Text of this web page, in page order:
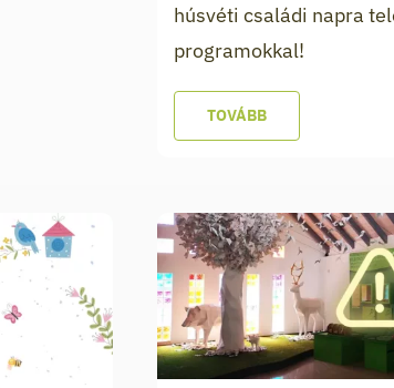
húsvéti családi napra
programokkal!
TOVÁBB